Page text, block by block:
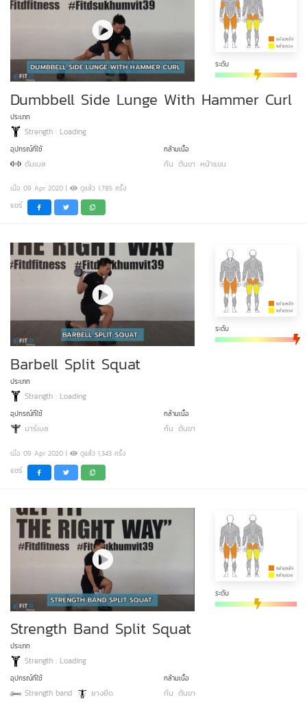
ระดับ
Dumbbell Side Lunge With Hammer Curl
ประเภท
Strength : Loading
อุปกรณ์ที่ใช้
ดัมเบล
กล้ามเนื้อ
ก้น ต้นขา หน้าแขน
เมื่อ 09 Apr 2020 | ดูแล้ว 1,785 ครั้ง
แชร์
ระดับ
Barbell Split Squat
ประเภท
Strength : Loading
อุปกรณ์ที่ใช้
บาร์เบล
กล้ามเนื้อ
ก้น ต้นขา
เมื่อ 09 Apr 2020 | ดูแล้ว 1,343 ครั้ง
แชร์
ระดับ
Strength Band Split Squat
ประเภท
Strength : Loading
อุปกรณ์ที่ใช้
Strength band ยางยืด
กล้ามเนื้อ
ก้น ต้นขา